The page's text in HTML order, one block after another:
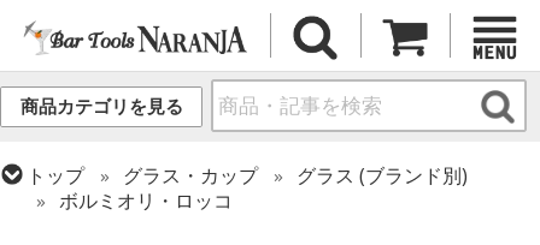
商品カテゴリを見る
トップ グラス・カップ
グラス (ブランド別)
ボルミオリ・ロッコ